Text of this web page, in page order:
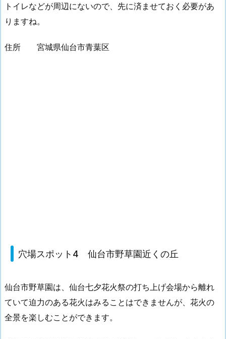
トイレなどが周辺にないので、先に済ませておく必要があ
りますね。
住所 宮城県仙台市青葉区
穴場スポット4 仙台市野草園近くの丘
仙台市野草園は、仙台七夕花火祭の打ち上げ会場から離れ
ていて迫力のある花火はみることはできませんが、花火の
全景を楽しむことができます。